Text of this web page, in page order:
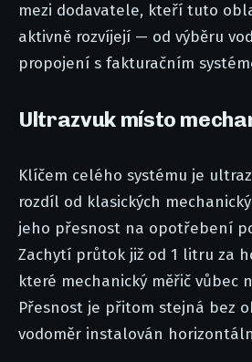
mezi dodavatele, kteří tuto
aktivně rozvíjejí — od výběru
propojení s fakturačním
Ultrazvuk místo
Klíčem celého systému je
rozdíl od klasických
jeho přesnost na opotřebení
Zachytí průtok již od 1 litru za
které mechanický měřič vůbec
Přesnost je přitom stejná bez
vodoměr instalován